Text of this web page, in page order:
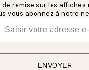
de remise sur les
vous abonnez à notre
ENVOYER